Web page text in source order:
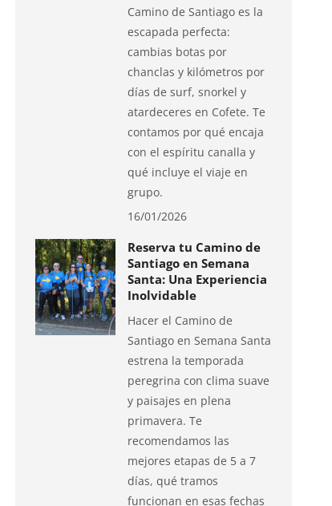
Camino de Santiago es la
escapada perfecta:
cambias botas por
chanclas y kilómetros por
días de surf, snorkel y
atardeceres en Cofete. Te
contamos por qué encaja
con el espíritu canalla y
qué incluye el viaje en
grupo.
16/01/2026
Reserva tu Camino de
Santiago en Semana
Santa: Una Experiencia
Inolvidable
Hacer el Camino de
Santiago en Semana Santa
estrena la temporada
peregrina con clima suave
y paisajes en plena
primavera. Te
recomendamos las
mejores etapas de 5 a 7
días, qué tramos
funcionan en esas fechas